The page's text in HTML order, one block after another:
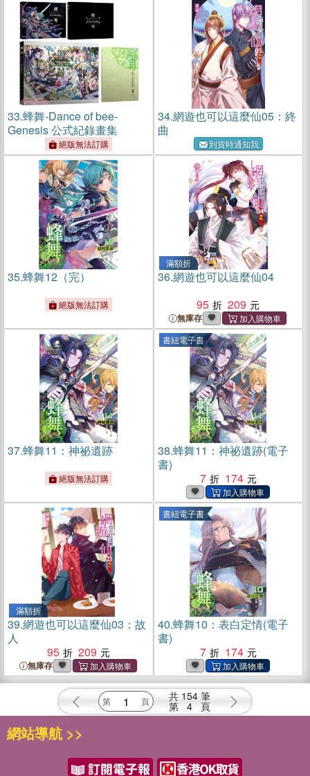
33.蜂舞-Dance of bee-
Genesis 公式紀錄畫集
絕版無法訂購
34.網遊也可以這麼仙05：終
曲
到貨時通知我
35.蜂舞12（完）
絕版無法訂購
滿額折
36.網遊也可以這麼仙04
95
209
無庫存
37.蜂舞11：神祕遺跡
絕版無法訂購
書紐電子書
38.蜂舞11：神祕遺跡(電子
書)
7
174
滿額折
39.網遊也可以這麼仙03：故
人
95
209
無庫存
書紐電子書
40.蜂舞10：表白定情(電子
書)
7
174
共 154 筆
第 4 頁
網站導航 >>